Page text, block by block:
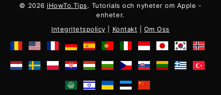
© 2026 iHowTo.Tips. Tutorials och nyheter om Apple -
enheter.
Integritetspolicy
Kontakt Om Oss